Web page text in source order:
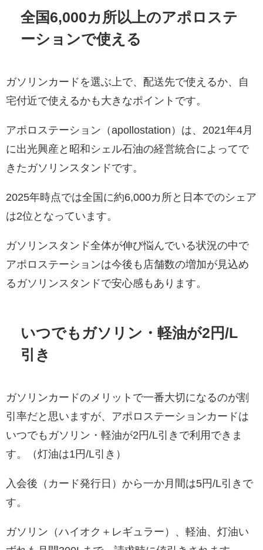
全国6,000カ所以上のアポロステ
ーションで使える
ガソリンカードを選ぶ上で、配送先で使えるか、自
宅付近で使えるかも大きなポイントです。
アポロステーション（apollostation）は、2021年4月
に出光興産と昭和シェル石油の経営統合によってで
きたガソリンスタンドです。
2025年時点では全国に約6,000カ所と日本でのシェア
は2位となっています。
ガソリンスタンド全体が伸び悩んでいる状況の中で
アポロステーションは今後も店舗数の増加が見込め
るガソリンスタンドで安心感もあります。
いつでもガソリン・軽油が2円/L
引き
ガソリンカードのメリットで一番大切になるのが割
引率だと思いますが、アポロステーションカードは
いつでもガソリン・軽油が2円/L引きで利用できま
す。（灯油は1円/L引き）
入会後（カード発行日）から一か月間は5円/L引きで
す。
ガソリン（ハイオク＋レギュラー）、軽油、灯油い